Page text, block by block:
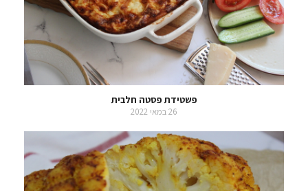
פשטידת פסטה חלבית
26 במאי 2022